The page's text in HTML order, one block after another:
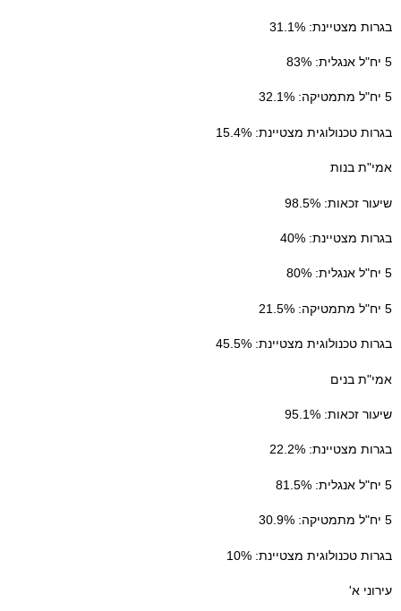
בגרות מצטיינת: 31.1%
5 יח"ל אנגלית: 83%
5 יח"ל מתמטיקה: 32.1%
בגרות טכנולוגית מצטיינת: 15.4%
אמי"ת בנות
שיעור זכאות: 98.5%
בגרות מצטיינת: 40%
5 יח"ל אנגלית: 80%
5 יח"ל מתמטיקה: 21.5%
בגרות טכנולוגית מצטיינת: 45.5%
אמי"ת בנים
שיעור זכאות: 95.1%
בגרות מצטיינת: 22.2%
5 יח"ל אנגלית: 81.5%
5 יח"ל מתמטיקה: 30.9%
בגרות טכנולוגית מצטיינת: 10%
עירוני א'